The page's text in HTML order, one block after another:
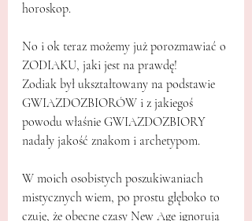
horoskop.
No i ok teraz możemy już porozmawiać o
ZODIAKU, jaki jest na prawdę!
Zodiak był ukształtowany na podstawie
GWIAZDOZBIORÓW i z jakiegoś
powodu właśnie GWIAZDOZBIORY
nadały jakość znakom i archetypom.
W moich osobistych poszukiwaniach
mistycznych wiem, po prostu głęboko to
czuję, że obecne czasy New Age ignorują